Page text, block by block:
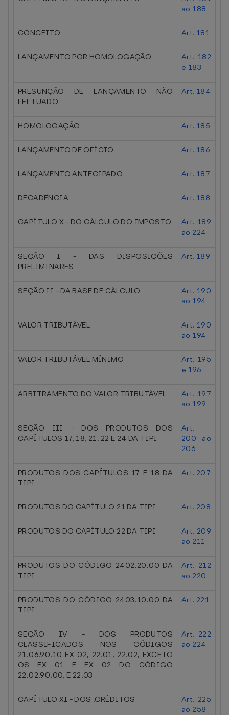
ao 188
CONCEITO Art. 181
LANÇAMENTO POR HOMOLOGAÇÃO
Art. 182
e 183
PRESUNÇÃO DE LANÇAMENTO NÃO
EFETUADO
Art. 184
HOMOLOGAÇÃO Art. 185
LANÇAMENTO DE OFÍCIO Art. 186
LANÇAMENTO ANTECIPADO Art. 187
DECADÊNCIA Art. 188
CAPÍTULO X - DO CÁLCULO DO IMPOSTO
Art. 189
ao 224
SEÇÃO I - DAS DISPOSIÇÕES
PRELIMINARES
Art. 189
SEÇÃO II - DA BASE DE CÁLCULO
Art. 190
ao 194
VALOR TRIBUTÁVEL
Art. 190
ao 194
VALOR TRIBUTÁVEL MÍNIMO
Art. 195
e 196
ARBITRAMENTO DO VALOR TRIBUTÁVEL
Art. 197
ao 199
SEÇÃO III - DOS PRODUTOS DOS
CAPÍTULOS 17, 18, 21, 22 E 24 DA TIPI
Art.
200 ao
206
PRODUTOS DOS CAPÍTULOS 17 E 18 DA
TIPI
Art. 207
PRODUTOS DO CAPÍTULO 21 DA TIPI Art. 208
PRODUTOS DO CAPÍTULO 22 DA TIPI
Art. 209
ao 211
PRODUTOS DO CÓDIGO 2402.20.00 DA
TIPI
Art. 212
ao 220
PRODUTOS DO CÓDIGO 2403.10.00 DA
TIPI
Art. 221
SEÇÃO IV - DOS PRODUTOS
CLASSIFICADOS NOS CÓDIGOS
21.06.90.10 EX 02, 22.01, 22.02, EXCETO
OS EX 01 E EX 02 DO CÓDIGO
22.02.90.00, E 22.03
Art. 222
ao 224
CAPÍTULO XI - DOS ,CRÉDITOS
Art. 225
ao 258